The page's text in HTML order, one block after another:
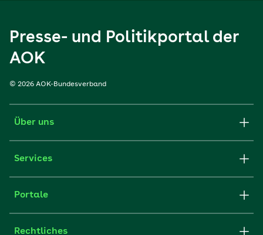
Presse- und Politikportal der
AOK
© 2026 AOK-Bundesverband
Über uns
Services
Portale
Rechtliches